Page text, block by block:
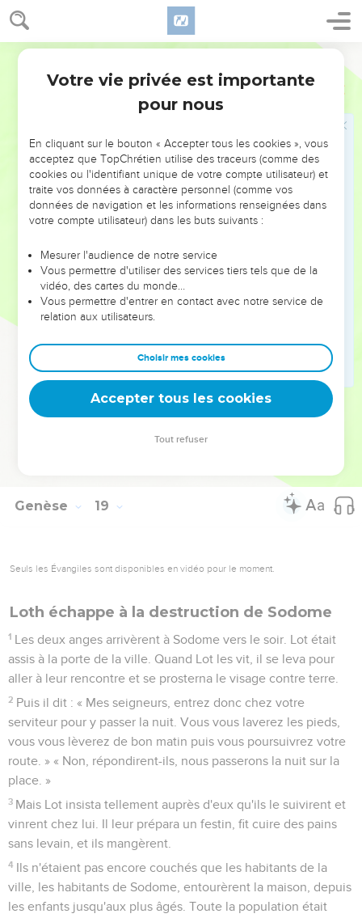
Genèse 18
juge toute la terre n'appliquera-t-il pas le droit ? »
26 L'Eternel dit : « Si je trouve à Sodome 50 justes, je
pardonnerai à toute la ville à cause d'eux. »
Abraham reprit : « Voici que j'ai eu l’audace de parler au
Seigneur, moi qui ne suis que poussière et cendre.
Peut-être, à ces 50 justes, en manquera-t-il 5. Pour 5,
détruiras-tu toute la ville ? » L'Eternel dit : « Je ne la détruirai
pas si j'y trouve 45 justes. »
Abraham continua de lui parler et dit : « Peut-être s'y
trouvera-t-il 40 justes. » L'Eternel dit : « Je ne lui ferai rien à
cause de ces 40. »
parlerai. Peut-être s'y trouvera-t-il trente justes. » L'Eternel
dit : « Je ne lui ferai rien si j'y trouve trente justes. »
Abraham dit : « Voici que j'ai eu l’audace de parler au
Seigneur. Peut-être s'y trouvera-t-il 20 justes. » L'Eternel dit :
« Je ne la détruirai pas à cause de ces 20. »
Abraham dit : « Que le Seigneur ne s'irrite pas et je ne
parlerai plus que cette fois. Peut-être s'y trouvera-t-il 10
justes. » L'Eternel dit : « Je ne la détruirai pas à cause de ces
Genèse 19
Seuls les Évangiles sont disponibles en vidéo pour le moment.
Loth échappe à la destruction de Sodome
1 Les deux anges arrivèrent à Sodome vers le soir. Lot était
assis à la porte de la ville. Quand Lot les vit, il se leva pour
aller à leur rencontre et se prosterna le visage contre terre.
2 Puis il dit : « Mes seigneurs, entrez donc chez votre
serviteur pour y passer la nuit. Vous vous laverez les pieds,
vous vous lèverez de bon matin puis vous poursuivrez votre
route. » « Non, répondirent-ils, nous passerons la nuit sur la
place. »
3 Mais Lot insista tellement auprès d'eux qu'ils le suivirent et
vinrent chez lui. Il leur prépara un festin, fit cuire des pains
sans levain, et ils mangèrent.
4 Ils n'étaient pas encore couchés que les habitants de la
ville, les habitants de Sodome, entourèrent la maison, depuis
les enfants jusqu'aux plus âgés. Toute la population était
Votre vie privée est importante
pour nous
En cliquant sur le bouton « Accepter tous les cookies », vous
acceptez que TopChrétien utilise des traceurs (comme des
cookies ou l'identifiant unique de votre compte utilisateur) et
traite vos données à caractère personnel (comme vos
données de navigation et les informations renseignées dans
votre compte utilisateur) dans les buts suivants :
Mesurer l'audience de notre service
Vous permettre d'utiliser des services tiers tels que de la
vidéo, des cartes du monde…
Vous permettre d'entrer en contact avec notre service de
relation aux utilisateurs.
Choisir mes cookies
Accepter tous les cookies
Tout refuser